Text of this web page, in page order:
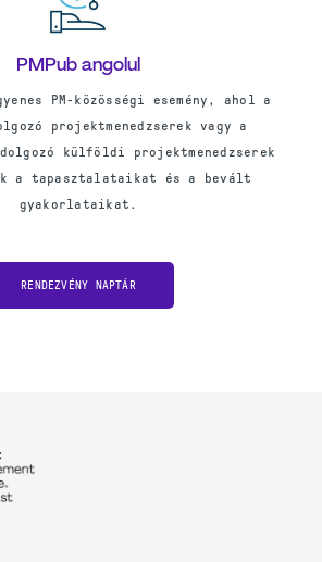
PMPub angolul
PM-közösségi esemény, ahol a
projektmenedzserek vagy a
dolgozó külföldi projektmenedzserek
a tapasztalataikat és a bevált
gyakorlataikat.
RENDEZVÉNY NAPTÁR